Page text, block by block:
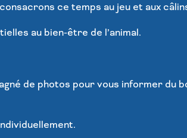
ce temps au jeu et aux
au bien-être de l’animal.
de photos pour vous informer du